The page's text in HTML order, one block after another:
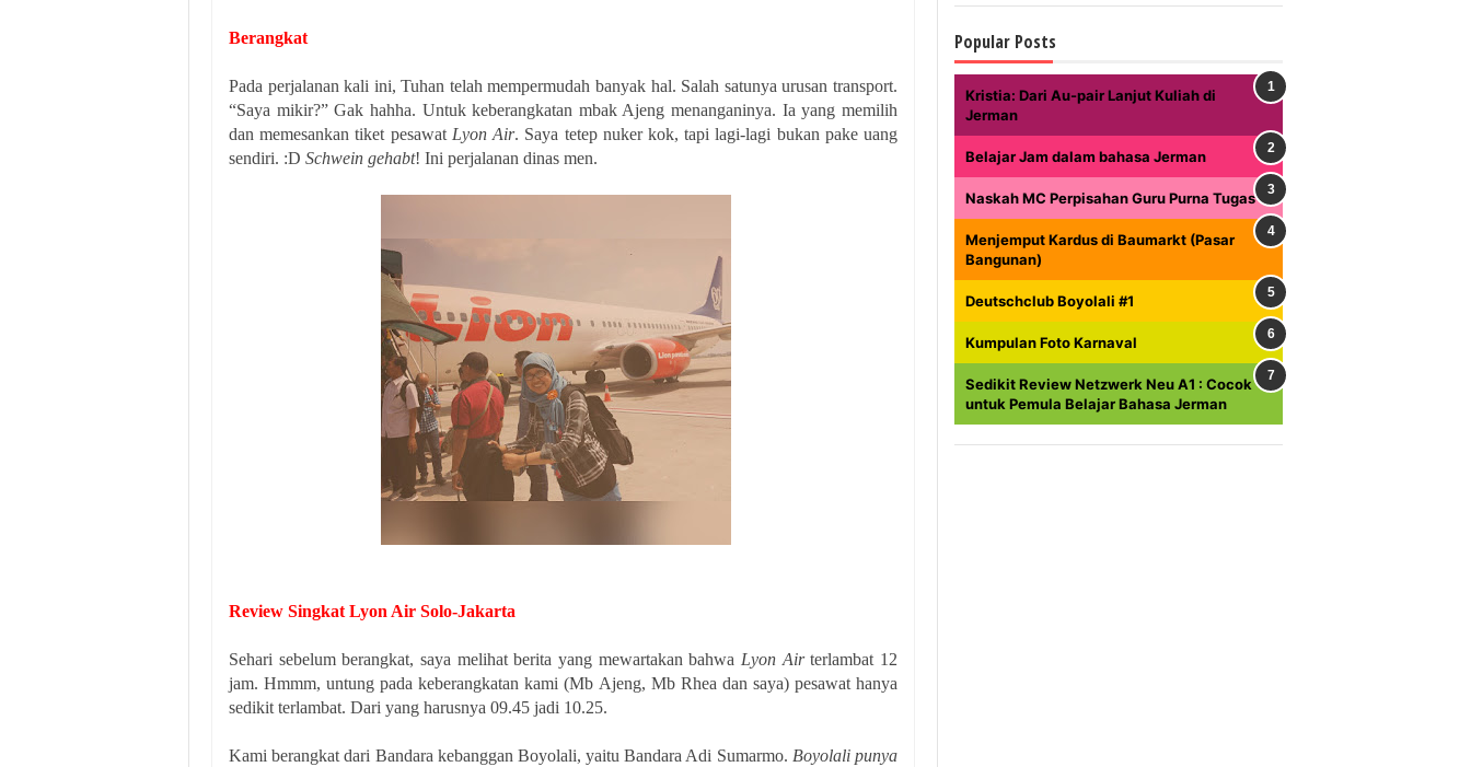
Berangkat
Pada perjalanan kali ini, Tuhan telah mempermudah banyak hal. Salah satunya urusan transport.
“Saya mikir?” Gak hahha. Untuk keberangkatan mbak Ajeng menanganinya. Ia yang memilih
dan memesankan tiket pesawat Lyon Air. Saya tetep nuker kok, tapi lagi-lagi bukan pake uang
sendiri. :D Schwein gehabt! Ini perjalanan dinas men.
Review Singkat Lyon Air Solo-Jakarta
Sehari sebelum berangkat, saya melihat berita yang mewartakan bahwa Lyon Airterlambat 12
jam. Hmmm, untung pada keberangkatan kami (Mb Ajeng, Mb Rhea dan saya) pesawat hanya
sedikit terlambat. Dari yang harusnya 09.45 jadi 10.25.
Kami berangkat dari Bandara kebanggan Boyolali, yaitu Bandara Adi Sumarmo. Boyolali punya
Popular Posts
Kristia: Dari Au-pair Lanjut Kuliah di
Jerman
Belajar Jam dalam bahasa Jerman
Naskah MC Perpisahan Guru Purna Tugas
Menjemput Kardus di Baumarkt (Pasar
Bangunan)
Deutschclub Boyolali #1
Kumpulan Foto Karnaval
Sedikit Review Netzwerk Neu A1 : Cocok
untuk Pemula Belajar Bahasa Jerman